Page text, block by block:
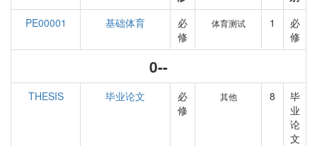
PE00001
基础体育
必
修
体育测试 1
必
修
0--
THESIS 毕业论文
必
修
其他 8
毕
业
论
文